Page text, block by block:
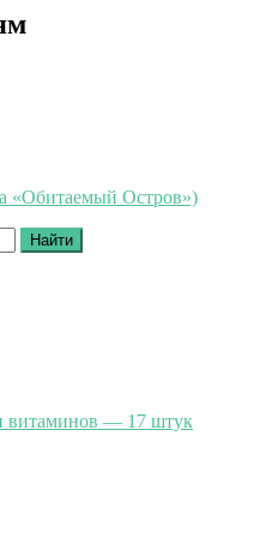
«Обитаемый Остров»)
Найти
витаминов — 17 штук